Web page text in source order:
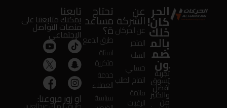
الحر
كان!
خلك
بالم
ضم
ون
تجربة
تسوق
أفضل
والكثير
من
عن
الشركة
عن الحركان
المتجر
السلة
حسابي
اتمام الطلب
قائمة
الرغبات
تحتاج
مساعد
ة؟
طرق الدفع
اسئلة
متكررة
خدمة
العملاء
سياسة
تابعنا
يمكنك متابعتنا على
منصات التواصل
الإجتماعى
او زور فروعنا: